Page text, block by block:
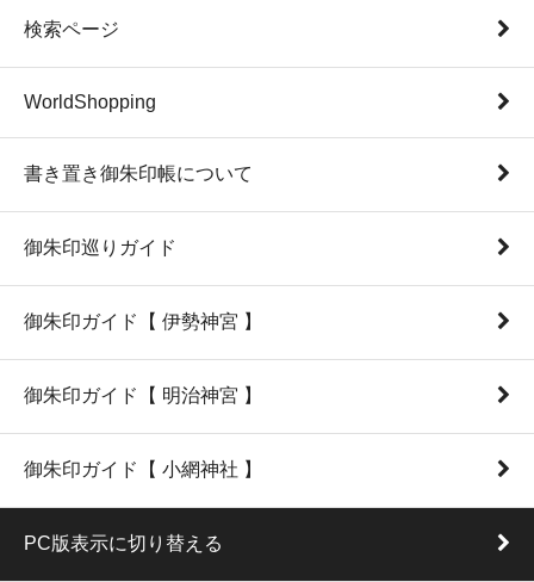
検索ページ
WorldShopping
書き置き御朱印帳について
御朱印巡りガイド
御朱印ガイド【 伊勢神宮 】
御朱印ガイド【 明治神宮 】
御朱印ガイド【 小網神社 】
PC版表示に切り替える